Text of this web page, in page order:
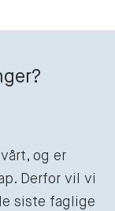
og er
Derfor vil vi
siste faglige